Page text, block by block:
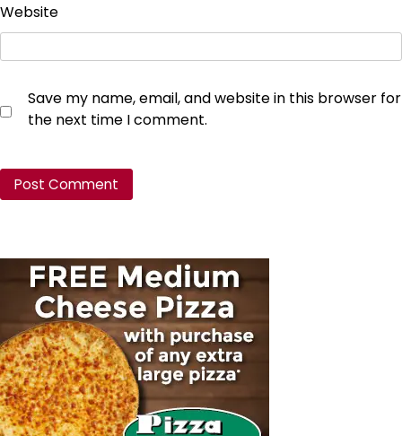
Website
Save my name, email, and website in this browser for
the next time I comment.